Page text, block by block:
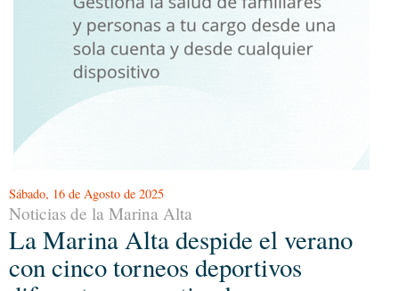
Sábado, 16 de Agosto de 2025
Noticias de la Marina Alta
La Marina Alta despide el verano
con cinco torneos deportivos